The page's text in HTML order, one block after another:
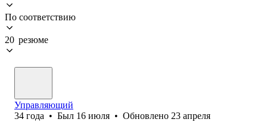
По соответствию
20 резюме
Управляющий
34 года • Был 16 июля • Обновлено 23 апреля